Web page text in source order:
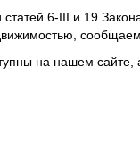
статей 6-III и 19
на нашем сайте,